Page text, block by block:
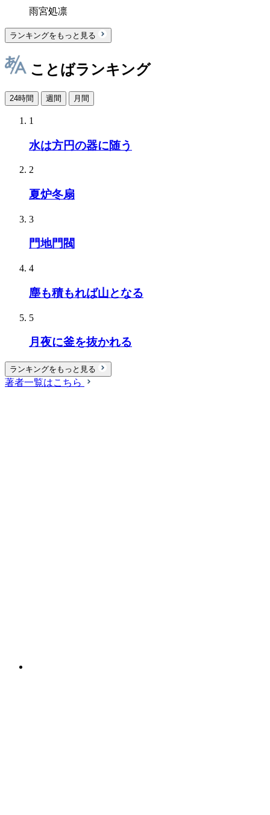
雨宮処凛
ランキングをもっと見る
ことばランキング
24時間 週間 月間
1
水は方円の器に随う
2
夏炉冬扇
3
門地門閥
4
塵も積もれば山となる
5
月夜に釜を抜かれる
ランキングをもっと見る
著者一覧はこちら